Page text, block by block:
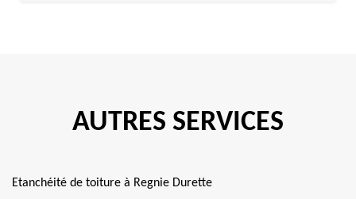
AUTRES SERVICES
Etanchéité de toiture à Regnie Durette